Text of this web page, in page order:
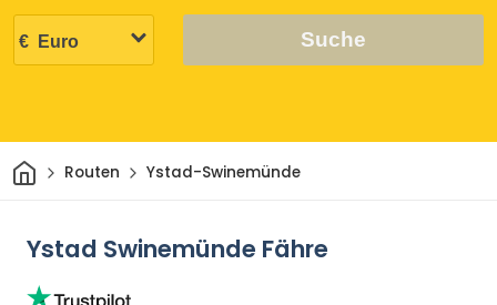
Suche
HeimRouten Ystad-Swinemünde
Ystad Swinemünde Fähre